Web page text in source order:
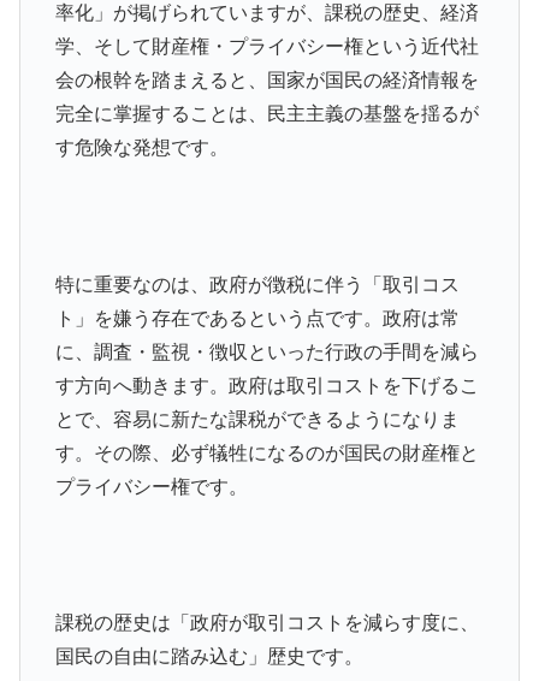
率化」が掲げられていますが、課税の歴史、経済
学、そして財産権・プライバシー権という近代社
会の根幹を踏まえると、国家が国民の経済情報を
完全に掌握することは、民主主義の基盤を揺るが
す危険な発想です。
特に重要なのは、政府が徴税に伴う「取引コス
ト」を嫌う存在であるという点です。政府は常
に、調査・監視・徴収といった行政の手間を減ら
す方向へ動きます。政府は取引コストを下げるこ
とで、容易に新たな課税ができるようになりま
す。その際、必ず犠牲になるのが国民の財産権と
プライバシー権です。
課税の歴史は「政府が取引コストを減らす度に、
国民の自由に踏み込む」歴史です。